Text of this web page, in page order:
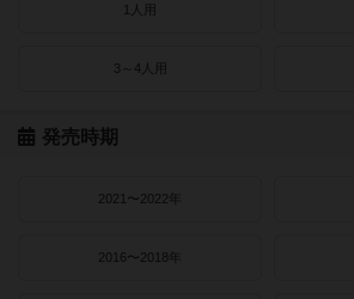
1人用
3～4人用
発売時期
2021〜2022年
2016〜2018年